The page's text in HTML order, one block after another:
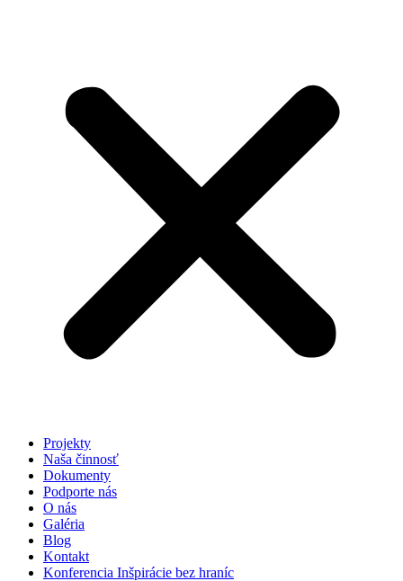
Projekty
Naša činnosť
Dokumenty
Podporte nás
O nás
Galéria
Blog
Kontakt
Konferencia Inšpirácie bez hraníc